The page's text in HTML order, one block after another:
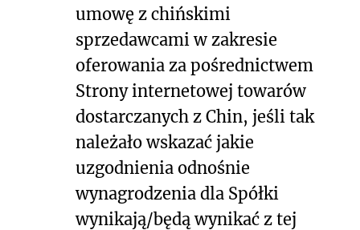
umowę z chińskimi
sprzedawcami w zakresie
oferowania za pośrednictwem
Strony internetowej towarów
dostarczanych z Chin, jeśli tak
należało wskazać jakie
uzgodnienia odnośnie
wynagrodzenia dla Spółki
wynikają/będą wynikać z tej